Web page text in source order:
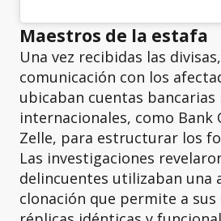
Maestros de la estafa
Una vez recibidas las
comunicación con los
ubicaban cuentas bancarias
internacionales, como Bank
Zelle, para estructurar los
Las investigaciones
delincuentes utilizaban una
clonación que permite a